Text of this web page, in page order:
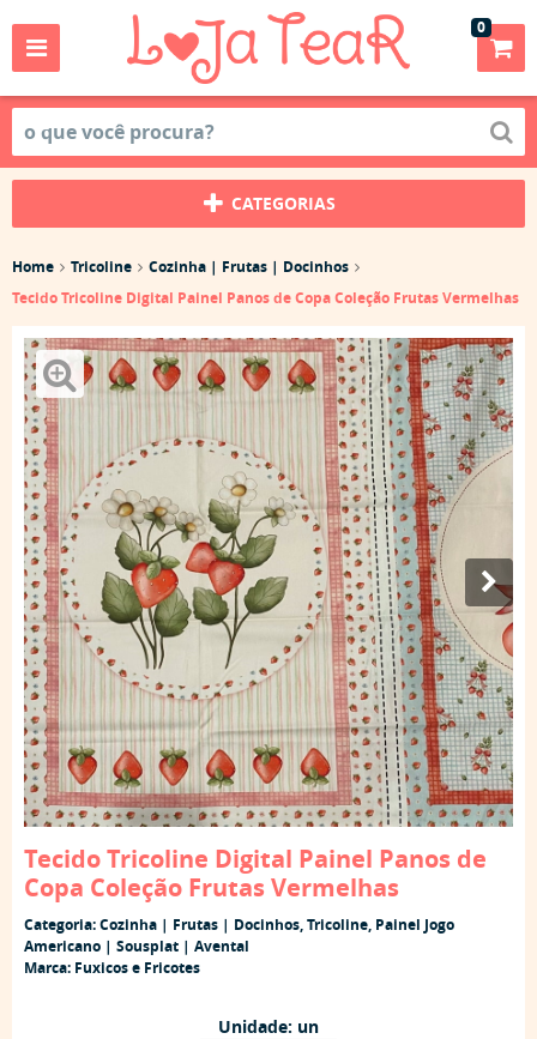
0
CATEGORIAS
Home Tricoline
Cozinha | Frutas | Docinhos
Tecido Tricoline Digital Painel Panos de Copa Coleção Frutas Vermelhas
Tecido Tricoline Digital Painel Panos de
Copa Coleção Frutas Vermelhas
Categoria:Cozinha | Frutas | Docinhos,Tricoline, Painel Jogo
Americano | Sousplat | Avental
Marca: Fuxicos e Fricotes
Unidade: un